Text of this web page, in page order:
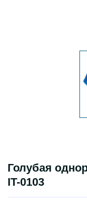
Голубая
IT-0103